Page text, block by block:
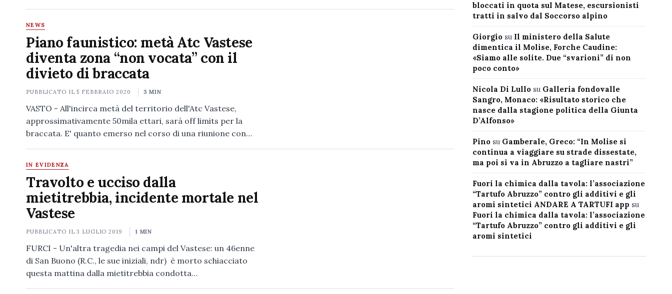
NEWS
Piano faunistico: metà Atc Vastese
diventa zona “non vocata” con il
divieto di braccata
PUBBLICATO IL5 FEBBRAIO 2020 3 MIN
VASTO - All'incirca metà del territorio dell'Atc Vastese,
approssimativamente 50mila ettari, sarà off limits per la
braccata. E' quanto emerso nel corso di una riunione con…
IN EVIDENZA
Travolto e ucciso dalla
mietitrebbia, incidente mortale nel
Vastese
PUBBLICATO IL3 LUGLIO 2019 1 MIN
FURCI - Un'altra tragedia nei campi del Vastese: un 46enne
di San Buono (R.C., le sue iniziali, ndr) è morto schiacciato
questa mattina dalla mietitrebbia condotta…
bloccati in quota sul Matese, escursionisti
tratti in salvo dal Soccorso alpino
Giorgiosu Il ministero della Salute
dimentica il Molise, Forche Caudine:
«Siamo alle solite. Due “svarioni” di non
poco conto»
Nicola Di Lullosu Galleria fondovalle
Sangro, Monaco: «Risultato storico che
nasce dalla stagione politica della Giunta
D’Alfonso»
Pinosu Gamberale, Greco: “In Molise si
continua a viaggiare su strade dissestate,
ma poi si va in Abruzzo a tagliare nastri”
Fuori la chimica dalla tavola: l’associazione
“Tartufo Abruzzo” contro gli additivi e gli
aromi sintetici ANDARE A TARTUFI app su
Fuori la chimica dalla tavola: l’associazione
“Tartufo Abruzzo” contro gli additivi e gli
aromi sintetici